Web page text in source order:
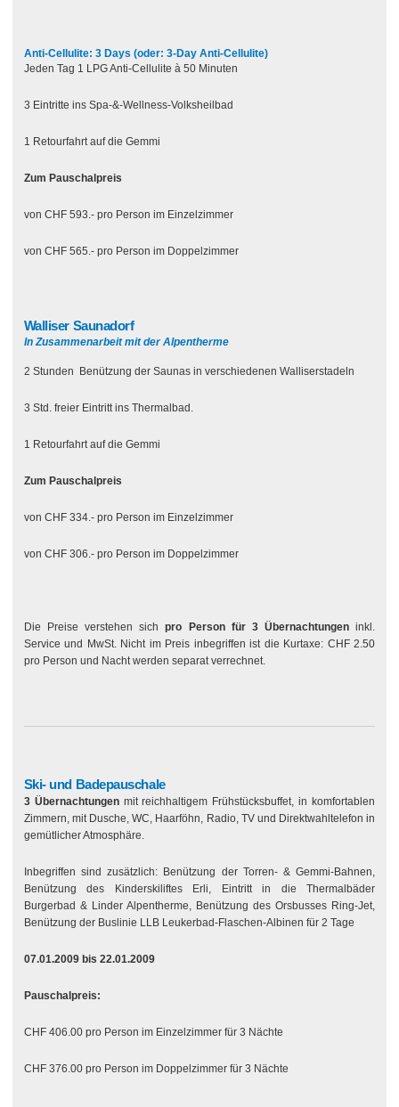
Anti-Cellulite: 3 Days (oder: 3-Day Anti-Cellulite)
Jeden Tag 1 LPG Anti-Cellulite à 50 Minuten
3 Eintritte ins Spa-&-Wellness-Volksheilbad
1 Retourfahrt auf die Gemmi
Zum Pauschalpreis
von CHF 593.- pro Person im Einzelzimmer
von CHF 565.- pro Person im Doppelzimmer
Walliser Saunadorf
In Zusammenarbeit mit der Alpentherme
2 Stunden Benützung der Saunas in verschiedenen Walliserstadeln
3 Std. freier Eintritt ins Thermalbad.
1 Retourfahrt auf die Gemmi
Zum Pauschalpreis
von CHF 334.- pro Person im Einzelzimmer
von CHF 306.- pro Person im Doppelzimmer
Die Preise verstehen sichpro Person für 3 Übernachtungen inkl.
Service und MwSt. Nicht im Preis inbegriffen ist die Kurtaxe: CHF 2.50
pro Person und Nacht werden separat verrechnet.
Ski- und Badepauschale
3 Übernachtungenmit reichhaltigem Frühstücksbuffet, in komfortablen
Zimmern, mit Dusche, WC, Haarföhn, Radio, TV und Direktwahltelefon in
gemütlicher Atmosphäre.
Inbegriffen sind zusätzlich: Benützung der Torren- & Gemmi-Bahnen,
Benützung des Kinderskiliftes Erli, Eintritt in die Thermalbäder
Burgerbad & Linder Alpentherme, Benützung des Orsbusses Ring-Jet,
Benützung der Buslinie LLB Leukerbad-Flaschen-Albinen für 2 Tage
07.01.2009 bis 22.01.2009
Pauschalpreis:
CHF 406.00 pro Person im Einzelzimmer für 3 Nächte
CHF 376.00 pro Person im Doppelzimmer für 3 Nächte